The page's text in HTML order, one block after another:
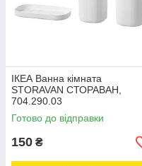
ІКЕА Ванна кімната
STORAVAN СТОРАВАН,
704.290.03
Готово до відправки
150 ₴